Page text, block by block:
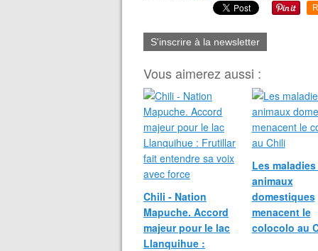
S'inscrire à la newsletter
Vous aimerez aussi :
Chili - Nation
Mapuche. Accord
majeur pour le lac
Llanquihue :
Les
animaux
domestiques
menacent le
colocolo au